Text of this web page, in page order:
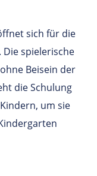
sich für die
Die spielerische
Beisein der
die Schulung
um sie